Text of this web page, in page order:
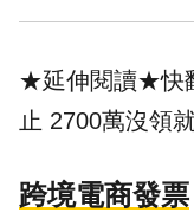
★延伸閱讀★快
止 2700萬沒領
跨境電商發票